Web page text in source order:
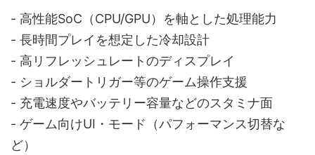
- 高性能SoC（CPU/GPU）を軸とした処理能力
- 長時間プレイを想定した冷却設計
- 高リフレッシュレートのディスプレイ
- ショルダートリガー等のゲーム操作支援
- 充電速度やバッテリー容量などのスタミナ面
- ゲーム向けUI・モード（パフォーマンス切替な
ど）